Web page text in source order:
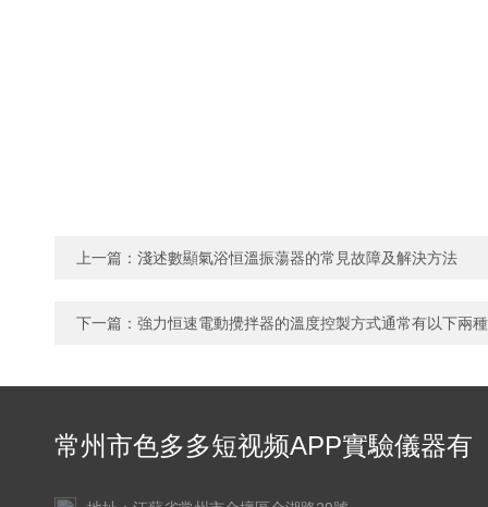
上一篇： 淺述數顯氣浴恒溫振蕩器的常見故障及解決方法
下一篇： 強力恒速電動攪拌器的溫度控製方式通常有以下兩種
常州市色多多短视频APP實驗儀器有